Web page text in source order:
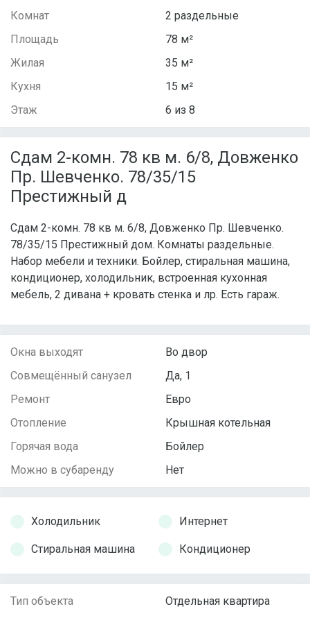
Комнат
2 раздельные
Площадь
78 м²
Жилая
35 м²
Кухня
15 м²
Этаж
6 из 8
Сдам 2-комн. 78 кв м. 6/8, Довженко
Пр. Шевченко. 78/35/15
Престижный д
Сдам 2-комн. 78 кв м. 6/8, Довженко Пр. Шевченко.
78/35/15 Престижный дом. Комнаты раздельные.
Набор мебели и техники. Бойлер, стиральная машина,
кондиционер, холодильник, встроенная кухонная
мебель, 2 дивана + кровать стенка и лр. Есть гараж.
Окна выходят
Во двор
Совмещённый санузел
Да, 1
Ремонт
Евро
Отопление
Крышная котельная
Горячая вода
Бойлер
Можно в субаренду
Нет
Холодильник
Стиральная машина
Интернет
Кондиционер
Тип объекта Отдельная квартира